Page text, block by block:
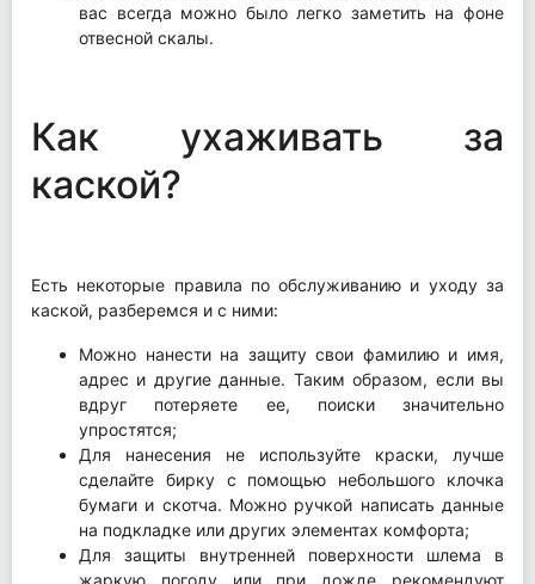
вас всегда можно было легко заметить на фоне
отвесной скалы.
Как ухаживать за
каской?
Есть некоторые правила по обслуживанию и уходу за
каской, разберемся и с ними:
Можно нанести на защиту свои фамилию и имя,
адрес и другие данные. Таким образом, если вы
вдруг потеряете ее, поиски значительно
упростятся;
Для нанесения не используйте краски, лучше
сделайте бирку с помощью небольшого клочка
бумаги и скотча. Можно ручкой написать данные
на подкладке или других элементах комфорта;
Для защиты внутренней поверхности шлема в
жаркую погоду или при дожде рекомендуют